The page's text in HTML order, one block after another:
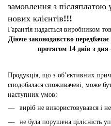
замовлення з післяплатою
нових клієнтів!!!
Гарантія надається виробником
Діюче законодавство
протягом 14 днів з
Продукція, що з об’єктивних
сподобалася споживачеві, може
наступних умов:
виріб не використовувався і
не була порушена цілісність